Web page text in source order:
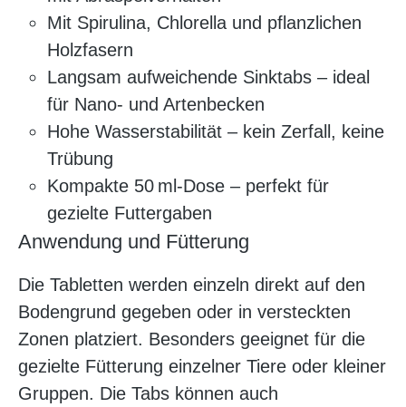
Mit Spirulina, Chlorella und pflanzlichen
Holzfasern
Langsam aufweichende Sinktabs – ideal
für Nano- und Artenbecken
Hohe Wasserstabilität – kein Zerfall, keine
Trübung
Kompakte 50 ml-Dose – perfekt für
gezielte Futtergaben
Anwendung und Fütterung
Die Tabletten werden einzeln direkt auf den
Bodengrund gegeben oder in versteckten
Zonen platziert. Besonders geeignet für die
gezielte Fütterung einzelner Tiere oder kleiner
Gruppen. Die Tabs können auch